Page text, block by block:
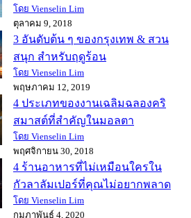
โดย Vienselin Lim
ตุลาคม 9, 2018
3 อันดับต้น ๆ ของกรุงเทพ & สวน
สนุก สำหรับฤดูร้อน
โดย Vienselin Lim
พฤษภาคม 12, 2019
4 ประเภทของงานเฉลิมฉลองคริ
สมาสต์ที่สำคัญในมอลตา
โดย Vienselin Lim
พฤศจิกายน 30, 2018
4 ร้านอาหารที่ไม่เหมือนใครใน
กัวลาลัมเปอร์ที่คุณไม่อยากพลาด
โดย Vienselin Lim
กุมภาพันธ์ 4, 2020